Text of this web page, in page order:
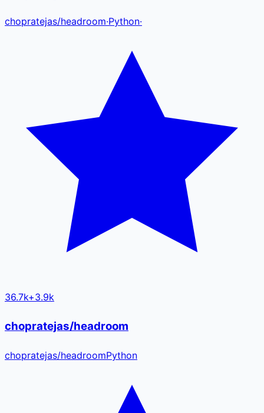
chopratejas/headroom·Python·
36.7k+3.9k
chopratejas/headroom
chopratejas/headroomPython